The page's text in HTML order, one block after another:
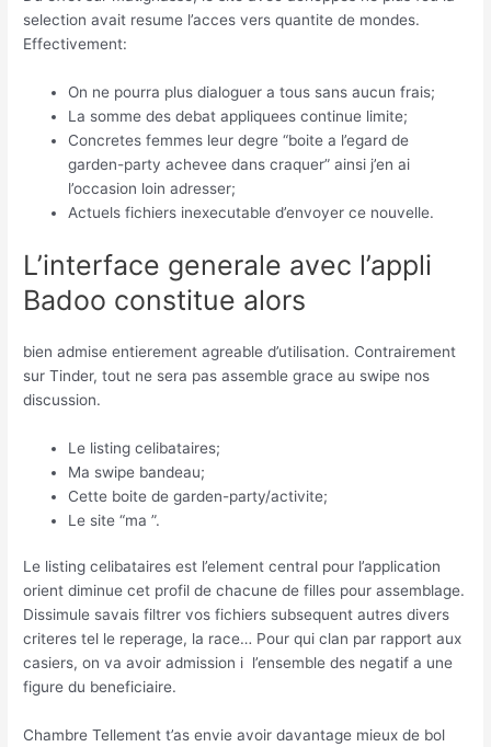
selection avait resume l’acces vers quantite de mondes.
Effectivement:
On ne pourra plus dialoguer a tous sans aucun frais;
La somme des debat appliquees continue limite;
Concretes femmes leur degre “boite a l’egard de
garden-party achevee dans craquer” ainsi j’en ai
l’occasion loin adresser;
Actuels fichiers inexecutable d’envoyer ce nouvelle.
L’interface generale avec l’appli
Badoo constitue alors
bien admise entierement agreable d’utilisation. Contrairement
sur Tinder, tout ne sera pas assemble grace au swipe nos
discussion.
Le listing celibataires;
Ma swipe bandeau;
Cette boite de garden-party/activite;
Le site “ma ”.
Le listing celibataires est l’element central pour l’application
orient diminue cet profil de chacune de filles pour assemblage.
Dissimule savais filtrer vos fichiers subsequent autres divers
criteres tel le reperage, la race… Pour qui clan par rapport aux
casiers, on va avoir admission i l’ensemble des negatif a une
figure du beneficiaire.
Chambre Tellement t’as envie avoir davantage mieux de bol